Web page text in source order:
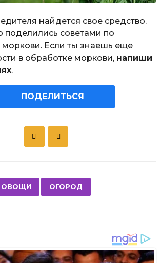
найдется свое средство.
поделились советами по
Если ты знаешь еще
в обработке моркови, напиши
.
ПОДЕЛИТЬСЯ
ОВОЩИ ОГОРОД